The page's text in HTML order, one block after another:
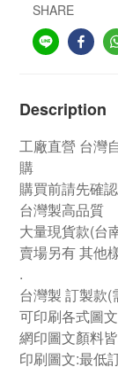
SHARE
Description
工廠直營 台灣
購
購買前請先確
台灣製高品質
大量現貨款(台
賣場另有 其他
.
台灣製 訂製款(
可印刷各式圖
網印圖文顏料
印刷圖文:最低